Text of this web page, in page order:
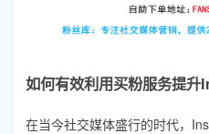
如何有效利用买粉服务提
在当今社交媒体盛行的时代，